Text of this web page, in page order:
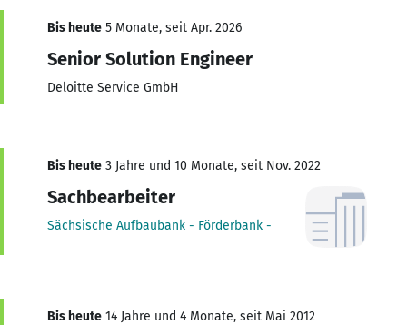
Bis heute 5 Monate, seit Apr. 2026
Senior Solution Engineer
Deloitte Service GmbH
Bis heute 3 Jahre und 10 Monate, seit Nov. 2022
Sachbearbeiter
Sächsische Aufbaubank - Förderbank -
Bis heute 14 Jahre und 4 Monate, seit Mai 2012